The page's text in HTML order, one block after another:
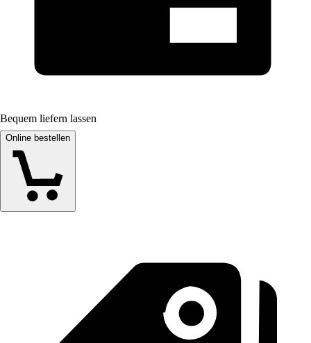
Bequem liefern lassen
Online bestellen